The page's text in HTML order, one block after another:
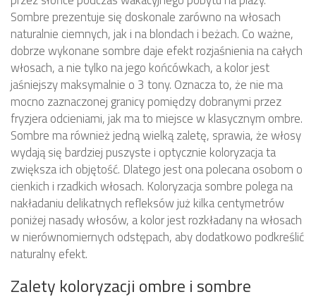
Sombre prezentuje się doskonale zarówno na włosach
naturalnie ciemnych, jak i na blondach i beżach. Co ważne,
dobrze wykonane sombre daje efekt rozjaśnienia na całych
włosach, a nie tylko na jego końcówkach, a kolor jest
jaśniejszy maksymalnie o 3 tony. Oznacza to, że nie ma
mocno zaznaczonej granicy pomiędzy dobranymi przez
fryzjera odcieniami, jak ma to miejsce w klasycznym ombre.
Sombre ma również jedną wielką zaletę, sprawia, że włosy
wydają się bardziej puszyste i optycznie koloryzacja ta
zwiększa ich objętość. Dlatego jest ona polecana osobom o
cienkich i rzadkich włosach. Koloryzacja sombre polega na
nakładaniu delikatnych refleksów już kilka centymetrów
poniżej nasady włosów, a kolor jest rozkładany na włosach
w nierównomiernych odstępach, aby dodatkowo podkreślić
naturalny efekt.
Zalety koloryzacji ombre i sombre